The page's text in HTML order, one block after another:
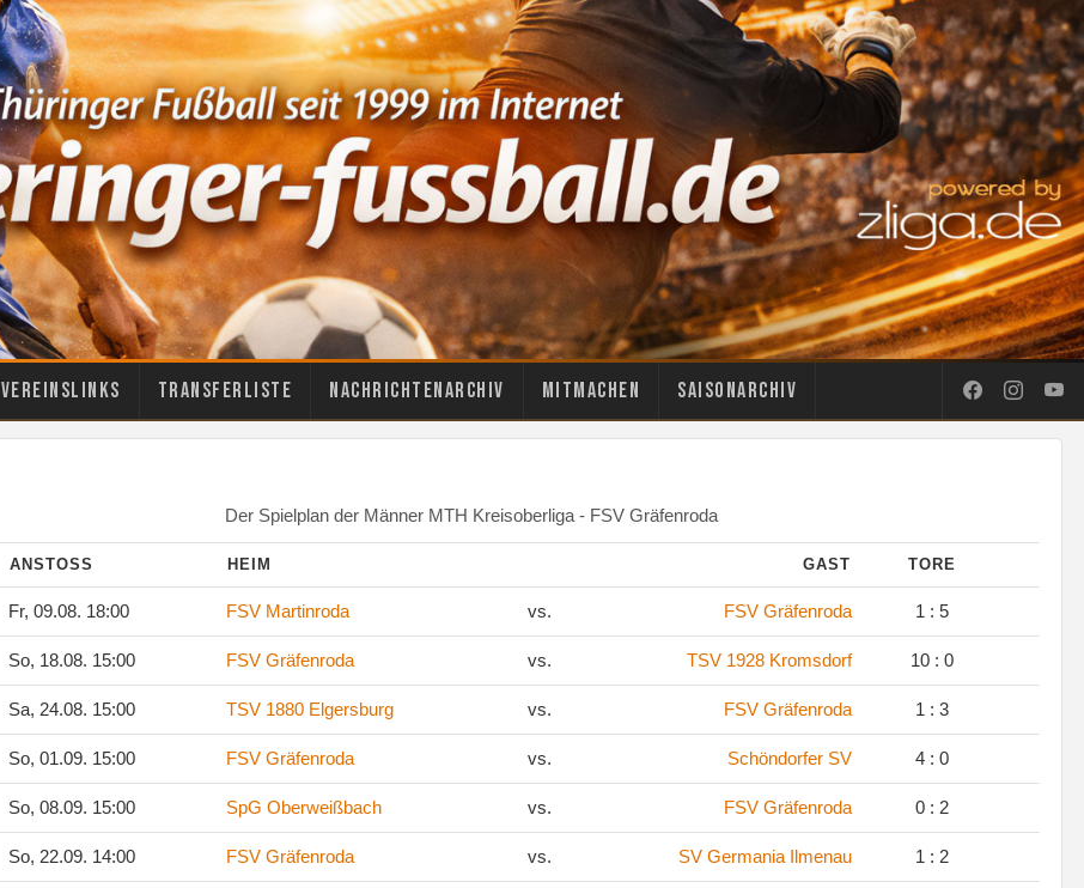
Vereinslinks Transferliste Nachrichtenarchiv Mitmachen Saisonarchiv
Der Spielplan der Männer MTH Kreisoberliga - FSV Gräfenroda
ANSTOSS HEIM GAST TORE
Fr, 09.08. 18:00 FSV Martinroda vs. FSV Gräfenroda 1 : 5
So, 18.08. 15:00 FSV Gräfenroda vs. TSV 1928 Kromsdorf 10 : 0
Sa, 24.08. 15:00 TSV 1880 Elgersburg vs. FSV Gräfenroda 1 : 3
So, 01.09. 15:00 FSV Gräfenroda vs. Schöndorfer SV 4 : 0
So, 08.09. 15:00 SpG Oberweißbach vs. FSV Gräfenroda 0 : 2
So, 22.09. 14:00 FSV Gräfenroda vs. SV Germania Ilmenau 1 : 2